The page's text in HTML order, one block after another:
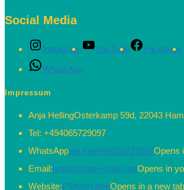
Social Media
Instagram YouTube Facebook
WhatsApp
Impressum
Anja HellingOsterkamp 59d, 22043
Tel: +494065729097
WhatsAppwa.me/494065729097Opens
Email:anja@pfoten-hafen.deOpens in
Website:PfotenHafenOpens in a new tab